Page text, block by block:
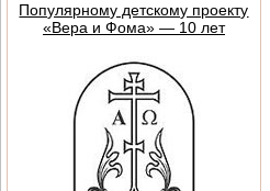
Популярному детскому проекту
«Вера и Фома» — 10 лет